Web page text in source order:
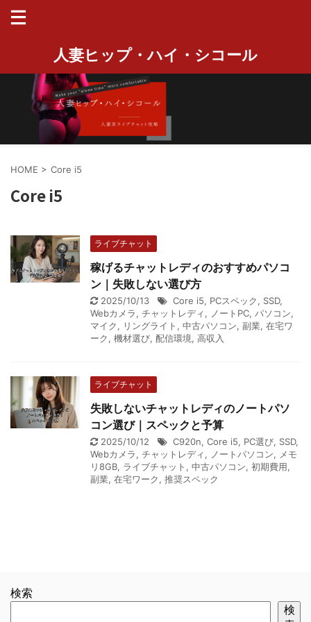
人妻ヒップ・ハイ・シコール
HOME > Core i5
Core i5
ライブチャット
稼げるチャットレディのおすすめパソコ
ン｜失敗しない選び方
2025/10/13 Core i5, PCスペック, SSD,
Webカメラ, チャットレディ, ノートPC, パソコン,
マイク, リングライト , 中古パソコン, 副業, 在宅ワ
ーク, 機材選び, 配信環境, 高収入
ライブチャット
失敗しないチャットレディのノートパソ
コン選び｜スペックと予算
2025/10/12 C920n, Core i5, PC選び, SSD,
Webカメラ, チャットレディ, ノートパソコン, メモ
リ8GB, ライブチャット , 中古パソコン, 初期費用,
副業, 在宅ワーク, 推奨スペック
検索
検